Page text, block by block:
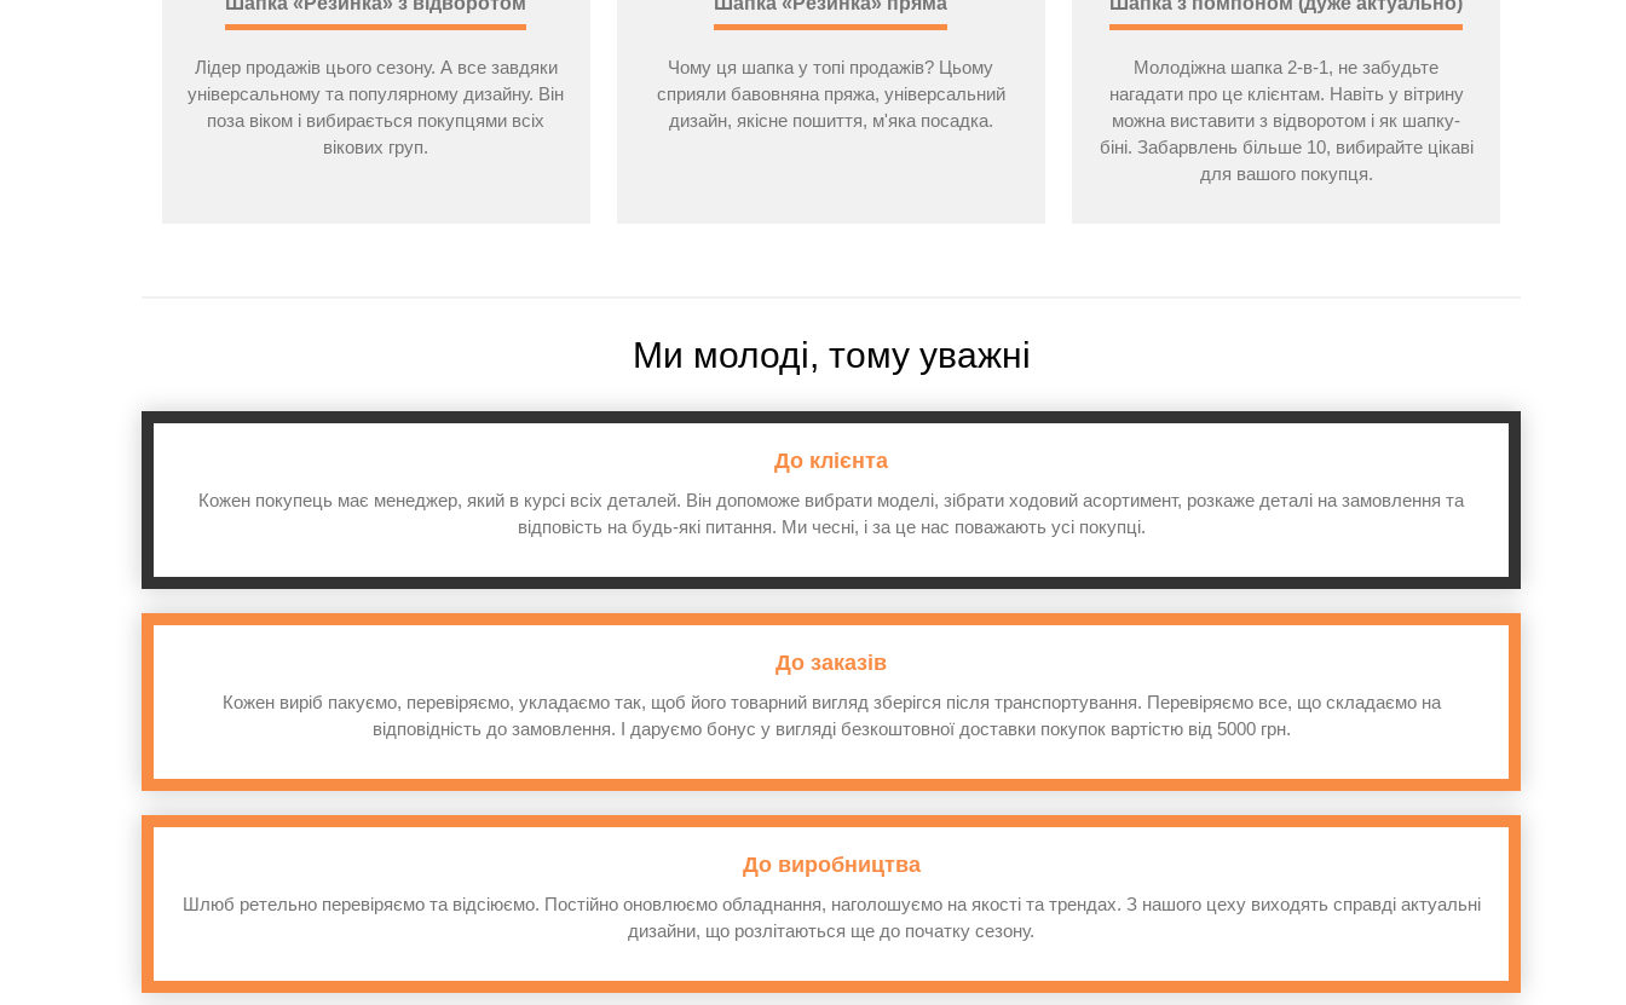
Лідер продажів цього сезону. А все завдяки
універсальному та популярному дизайну. Він
поза віком і вибирається покупцями всіх
вікових груп.
Чому ця шапка у топі продажів? Цьому
сприяли бавовняна пряжа, універсальний
дизайн, якісне пошиття, м'яка посадка.
Молодіжна шапка 2-в-1, не забудьте
нагадати про це клієнтам. Навіть у вітрину
можна виставити з відворотом і як шапку-
біні. Забарвлень більше 10, вибирайте цікаві
для вашого покупця.
Ми молоді, тому уважні
До клієнта
Кожен покупець має менеджер, який в курсі всіх деталей. Він допоможе вибрати моделі, зібрати ходовий асортимент, розкаже деталі на замовлення та
відповість на будь-які питання. Ми чесні, і за це нас поважають усі покупці.
До заказів
Кожен виріб пакуємо, перевіряємо, укладаємо так, щоб його товарний вигляд зберігся після транспортування. Перевіряємо все, що складаємо на
відповідність до замовлення. І даруємо бонус у вигляді безкоштовної доставки покупок вартістю від 5000 грн.
До виробництва
Шлюб ретельно перевіряємо та відсіюємо. Постійно оновлюємо обладнання, наголошуємо на якості та трендах. З нашого цеху виходять справді актуальні
дизайни, що розлітаються ще до початку сезону.